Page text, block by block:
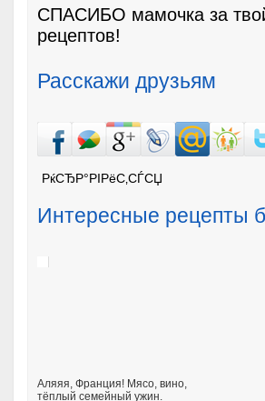
СПАСИБО мамочка за
рецептов!
Расскажи друзьям
РќСЂР°РІРёС‚СЃСЏ
Интересные рецепты
Аляяя, Франция! Мясо, вино,
тёплый семейный ужин.